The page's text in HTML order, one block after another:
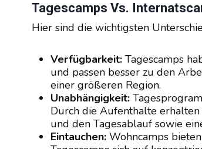
Tagescamps Vs.
Hier sind die wichtigsten
Verfügbarkeit: Tagescamps
und passen besser zu den
einer größeren Region.
Unabhängigkeit:
Durch die Aufenthalte
und den Tagesablauf sowie
Eintauchen: Wohncamps